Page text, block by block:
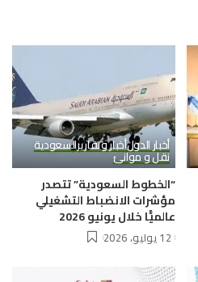
أخبار الدولأخبار وتقاريرالسعودية
نقل و موانئ
“الخطوط السعودية” تتصدر
مؤشرات الانضباط التشغيلي
عالميًّا خلال يونيو 2026
12 يوليو، 2026